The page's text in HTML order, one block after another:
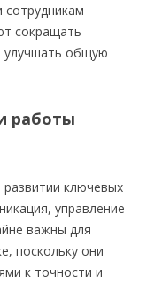
сотрудникам
сокращать
улучшать общую
работы
развитии ключевых
управление
важны для
поскольку они
к точности и